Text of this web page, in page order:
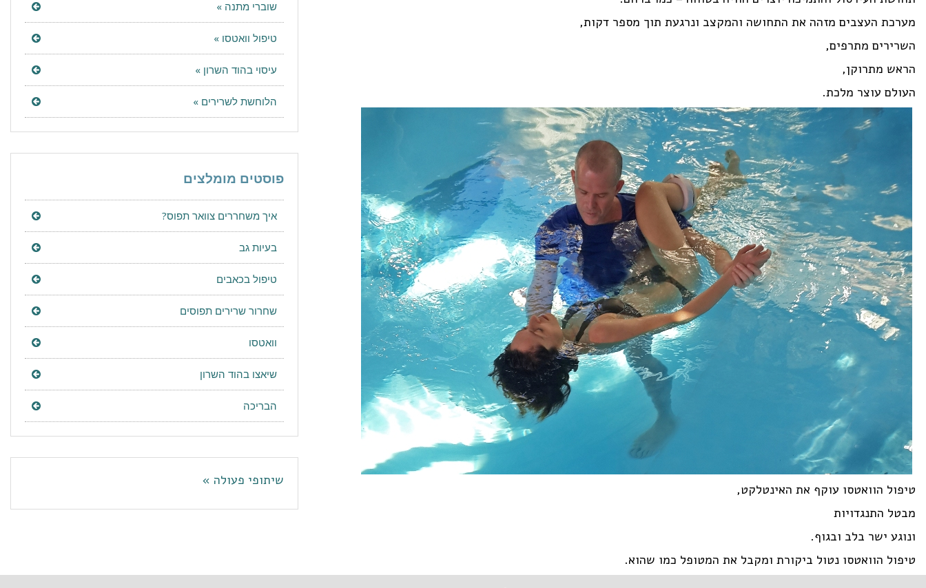
מערכת העצבים מזהה את התחושה והמקצב ונרגעת תוך מספר דקות,
השרירים מתרפים,
הראש מתרוקן,
העולם עוצר מלכת.
טיפול הוואטסו עוקף את האינטלקט,
מבטל התנגדויות
ונוגע ישר בלב ובגוף.
טיפול הוואטסו נטול ביקורת ומקבל את המטופל כמו שהוא.
שוברי מתנה »
טיפול וואטסו »
עיסוי בהוד השרון »
הלוחשת לשרירים »
פוסטים מומלצים
איך משחררים צוואר תפוס?
בעיות גב
טיפול בכאבים
שחרור שרירים תפוסים
וואטסו
שיאצו בהוד השרון
הבריכה
שיתופי פעולה »